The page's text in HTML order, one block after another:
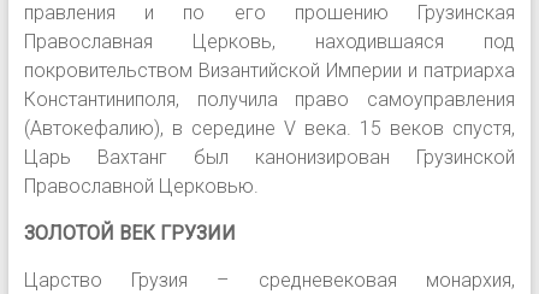
правления и по его прошению Грузинская
Православная Церковь, находившаяся под
покровительством Византийской Империи и патриарха
Константиниполя, получила право самоуправления
(Автокефалию), в середине V века. 15 веков спустя,
Царь Вахтанг был канонизирован Грузинской
Православной Церковью.
ЗОЛОТОЙ ВЕК ГРУЗИИ
Царство Грузия – средневековая монархия,